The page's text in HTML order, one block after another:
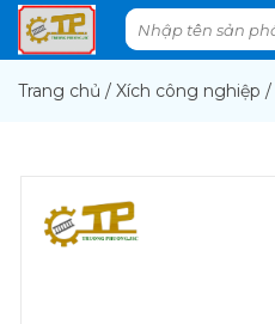
Trang chủ / Xích công nghiệp /